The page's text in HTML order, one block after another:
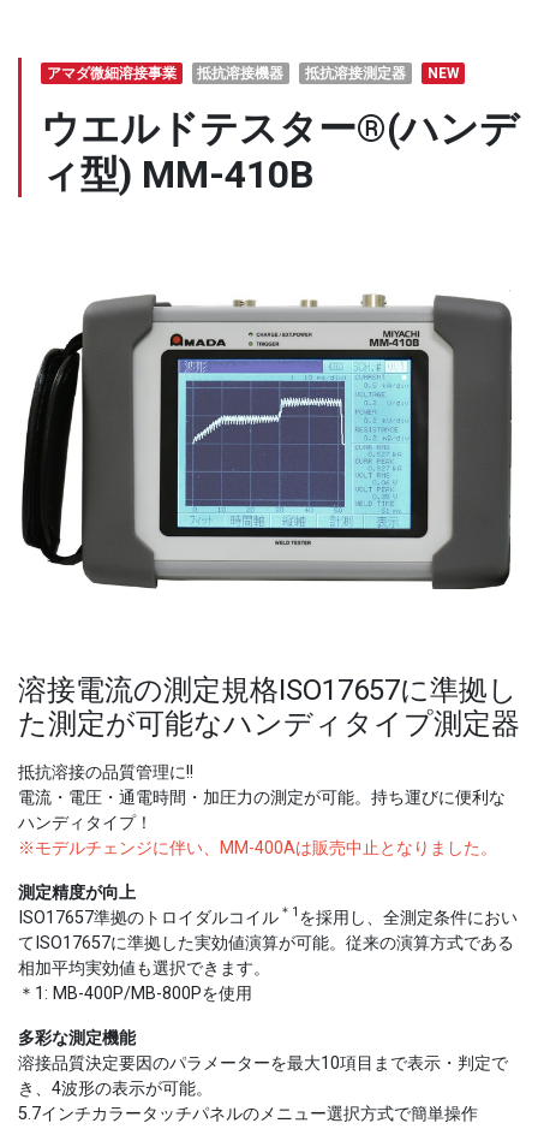
アマダ微細溶接事業 抵抗溶接機器 抵抗溶接測定器 NEW
ウエルドテスター®(ハンデ
ィ型) MM-410B
溶接電流の測定規格ISO17657に準拠し
た測定が可能なハンディタイプ測定器
抵抗溶接の品質管理に!!
電流・電圧・通電時間・加圧力の測定が可能。持ち運びに便利な
ハンディタイプ！
※モデルチェンジに伴い、MM-400Aは販売中止となりました。
測定精度が向上
ISO17657準拠のトロイダルコイル ＊1 を採用し、全測定条件におい
てISO17657に準拠した実効値演算が可能。従来の演算方式である
相加平均実効値も選択できます。
＊1: MB-400P/MB-800Pを使用
多彩な測定機能
溶接品質決定要因のパラメーターを最大10項目まで表示・判定で
き、4波形の表示が可能。
5.7インチカラータッチパネルのメニュー選択方式で簡単操作